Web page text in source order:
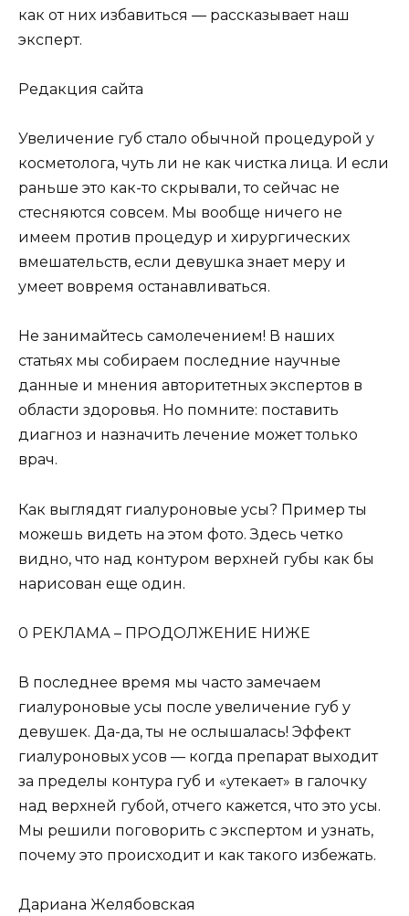
как от них избавиться — рассказывает наш
эксперт.
Редакция сайта
Увеличение губ стало обычной процедурой у
косметолога, чуть ли не как чистка лица. И если
раньше это как-то скрывали, то сейчас не
стесняются совсем. Мы вообще ничего не
имеем против процедур и хирургических
вмешательств, если девушка знает меру и
умеет вовремя останавливаться.
Не занимайтесь самолечением! В наших
статьях мы собираем последние научные
данные и мнения авторитетных экспертов в
области здоровья. Но помните: поставить
диагноз и назначить лечение может только
врач.
Как выглядят гиалуроновые усы? Пример ты
можешь видеть на этом фото. Здесь четко
видно, что над контуром верхней губы как бы
нарисован еще один.
0 РЕКЛАМА – ПРОДОЛЖЕНИЕ НИЖЕ
В последнее время мы часто замечаем
гиалуроновые усы после увеличение губ у
девушек. Да-да, ты не ослышалась! Эффект
гиалуроновых усов — когда препарат выходит
за пределы контура губ и «утекает» в галочку
над верхней губой, отчего кажется, что это усы.
Мы решили поговорить с экспертом и узнать,
почему это происходит и как такого избежать.
Дариана Желябовская